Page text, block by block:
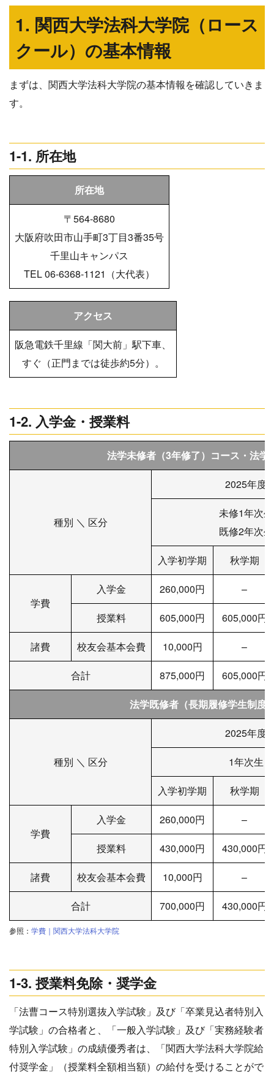
1. 関西大学法科大学院（ロース
クール）の基本情報
まずは、関西大学法科大学院の基本情報を確認していきま
す。
1-1. 所在地
所在地
〒564-8680
大阪府吹田市山手町3丁目3番35号
千里山キャンパス
TEL 06-6368-1121（大代表）
アクセス
阪急電鉄千里線「関大前」駅下車、
すぐ（正門までは徒歩約5分）。
1-2. 入学金・授業料
法学未修者（3年修了）コース・法
種別 ＼ 区分
2025年度
未修1年次生
既修2年次生
入学初学期 秋学期
学費
入学金 260,000円 –
授業料 605,000円 605,000円
諸費 校友会基本会費 10,000円 –
合計 875,000円 605,000円
法学既修者（長期履修学生制度
種別 ＼ 区分
2025年度
1年次生
入学初学期 秋学期
学費
入学金 260,000円 –
授業料 430,000円 430,000円
諸費 校友会基本会費 10,000円 –
合計 700,000円 430,000円
参照： 学費｜関西大学法科大学院
1-3. 授業料免除・奨学金
「法曹コース特別選抜入学試験」及び「卒業見込者特別入
学試験」の合格者と、「一般入学試験」及び「実務経験者
特別入学試験」の成績優秀者は、「関西大学法科大学院給
付奨学金」（授業料全額相当額）の給付を受けることがで